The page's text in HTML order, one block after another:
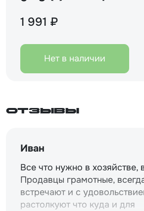
1 991 ₽
Нет в наличии
Отзывы
Иван
Все что нужно в хозяйстве,
Продавцы грамотные,
встречают и с
растолкуют что куда и для